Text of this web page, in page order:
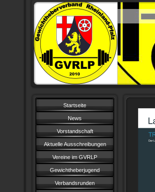
Startseite
News
Vorstandschaft
Aktuelle Ausschreibungen
Vereine im GVRLP
Gewichtheberjugend
Verbandsrunden